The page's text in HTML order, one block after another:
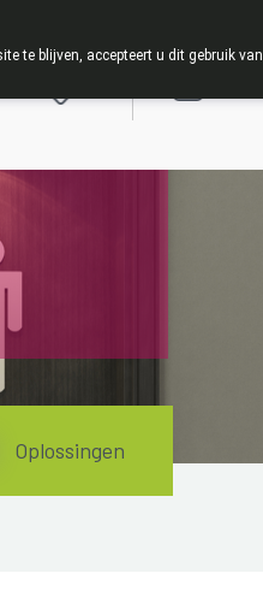
Oplossingen
te blijven, accepteert u dit gebruik van